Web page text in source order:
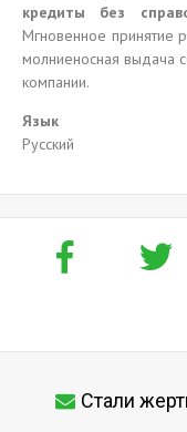
кредиты без
Мгновенное принятие
молниеносная выдача
компании.
Язык
Русский
Стали